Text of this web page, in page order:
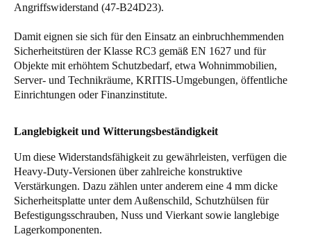
Čeština
Denmark
Danskere English
Sweden
NorskEnglish
Finland
FinnishEnglish
Angriffswiderstand (47-B24D23).
Damit eignen sie sich für den Einsatz an einbruchhemmenden
Sicherheitstüren der Klasse RC3 gemäß EN 1627 und für
Objekte mit erhöhtem Schutzbedarf, etwa Wohnimmobilien,
Server- und Technikräume, KRITIS-Umgebungen, öffentliche
Einrichtungen oder Finanzinstitute.
Langlebigkeit und Witterungsbeständigkeit
Um diese Widerstandsfähigkeit zu gewährleisten, verfügen die
Heavy-Duty-Versionen über zahlreiche konstruktive
Verstärkungen. Dazu zählen unter anderem eine 4 mm dicke
Sicherheitsplatte unter dem Außenschild, Schutzhülsen für
Befestigungsschrauben, Nuss und Vierkant sowie langlebige
Lagerkomponenten.